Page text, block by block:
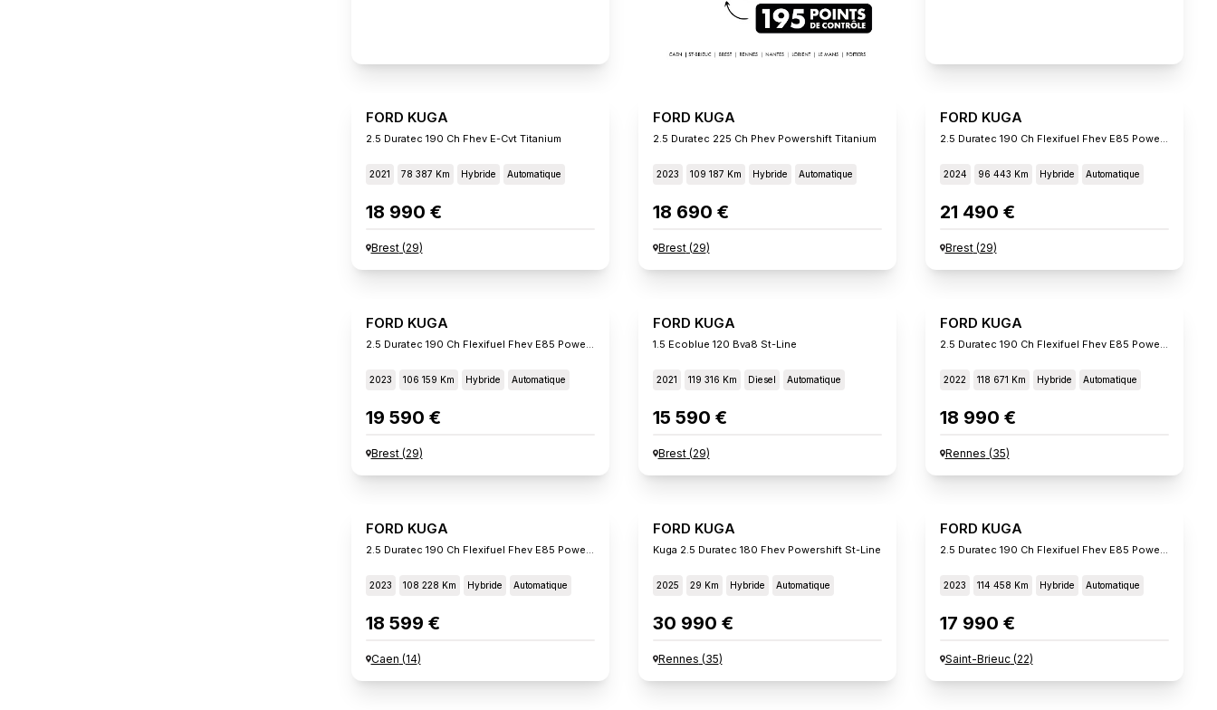
FORD KUGA
2.5 Duratec 190 Ch Fhev E-Cvt Titanium
2021 78 387 Km Hybride Automatique
18 990 €
Brest(29)
FORD KUGA
2.5 Duratec 225 Ch Phev Powershift Titanium
2023 109 187 Km Hybride Automatique
18 690 €
Brest(29)
FORD KUGA
2024 96 443 Km Hybride Automatique
21 490 €
Brest(29)
FORD KUGA
2023 106 159 Km Hybride Automatique
19 590 €
Brest(29)
FORD KUGA
1.5 Ecoblue 120 Bva8 St-Line
2021 119 316 Km Diesel Automatique
15 590 €
Brest(29)
FORD KUGA
2022 118 671 Km Hybride Automatique
18 990 €
Rennes (35)
FORD KUGA
2023 108 228 Km Hybride Automatique
18 599 €
Caen (14)
FORD KUGA
Kuga 2.5 Duratec 180 Fhev Powershift St-Line
2025 29 Km Hybride Automatique
30 990 €
Rennes (35)
FORD KUGA
2023 114 458 Km Hybride Automatique
17 990 €
Saint-Brieuc(22)